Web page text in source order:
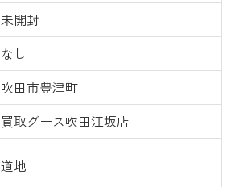
未開封
なし
吹田市豊津町
買取グース吹田江坂店
道地